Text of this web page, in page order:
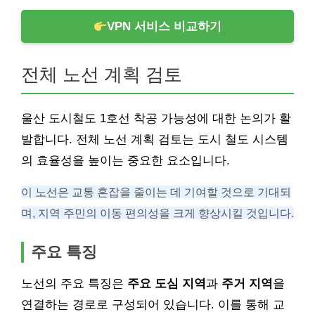
VPN 서비스 비교하기
전체 노선 계획 검토
울산 도시철도 1호선 착공 가능성에 대한 논의가 활
발합니다. 전체 노선 계획 검토는 도시 철도 시스템
의 효율성을 높이는 중요한 요소입니다.
이 노선은 교통 혼잡을 줄이는 데 기여할 것으로 기대되
며, 지역 주민의 이동 편의성을 크게 향상시킬 것입니다.
주요 특징
노선의 주요 특징은 주요 도심 지역과 주거 지역을
연결하는 경로로 구성되어 있습니다. 이를 통해 교